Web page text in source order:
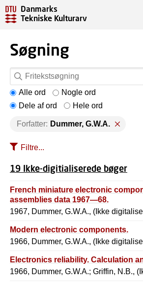
Danmarks
Tekniske Kulturarv
Søgning
Alle ord
Nogle ord
Dele af ord
Hele ord
Forfatter: Dummer, G.W.A.
Filtre...
19 Ikke-digitialiserede bøger
French miniature electronic
assemblies data 1967—68.
1967, Dummer, G.W.A., (Ikke
Modern electronic components.
1966, Dummer, G.W.A., (Ikke
Electronics reliability. Calculation
1966, Dummer, G.W.A.; Griffin, N.B.,